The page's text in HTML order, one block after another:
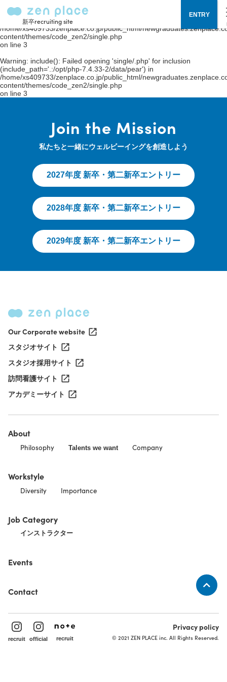
新卒recruiting site
ENTRY
Warning
: include(single/.php): failed to open stream: No such file or
directory in
/home/xs409733/zenplace.co.jp/public_html/
content/themes/code_zen2/single.php
on line 3
Warning: include(): Failed opening 'single/.php' for inclusion
(include_path='.:/opt/php-7.4.33-2/data/pear') in
/home/xs409733/zenplace.co.jp/public_html/
content/themes/code_zen2/single.php
on line 3
Join the Mission
私たちと一緒にウェルビーイングを創造しよう
2027年度 新卒・第二新卒エントリー
2028年度 新卒・第二新卒エントリー
2029年度 新卒・第二新卒エントリー
Our Corporate website
スタジオサイト
スタジオ採用サイト
訪問看護サイト
アカデミーサイト
About
Philosophy Talents we want Company
Workstyle
Diversity Importance
Job Category
インストラクター
Events
Contact
recruit official recruit
Privacy policy
© 2021 ZEN PLACE inc. All Rights Reserved.